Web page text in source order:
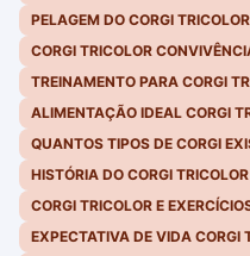
PELAGEM DO CORGI TRICOLOR
CORGI TRICOLOR
TREINAMENTO PARA CORGI
ALIMENTAÇÃO IDEAL CORGI
QUANTOS TIPOS DE CORGI
HISTÓRIA DO CORGI TRICOLOR
CORGI TRICOLOR E
EXPECTATIVA DE VIDA CORGI